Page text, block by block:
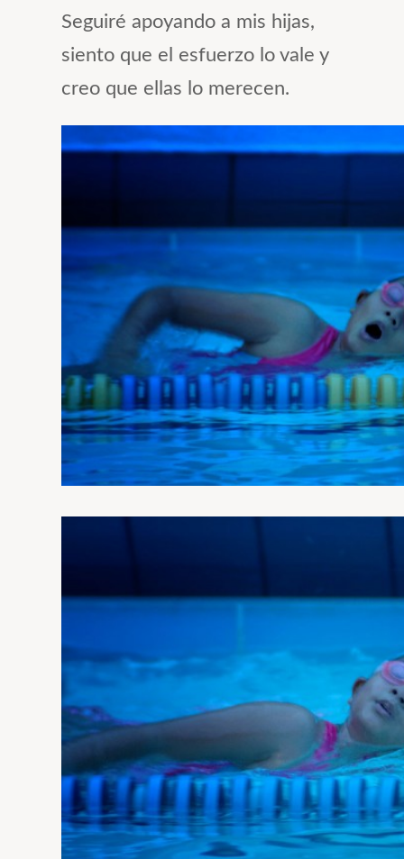
Seguiré apoyando a mis hijas,
siento que el esfuerzo lo vale y
creo que ellas lo merecen.